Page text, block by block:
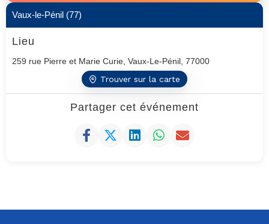
Vaux-le-Pénil (77)
Lieu
259 rue Pierre et Marie Curie, Vaux-Le-Pénil, 77000
Trouver sur la carte
Partager cet événement